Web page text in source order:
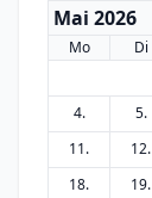
Mai 2026
Mo Di
4.
5.
11.
12.
18.
19.